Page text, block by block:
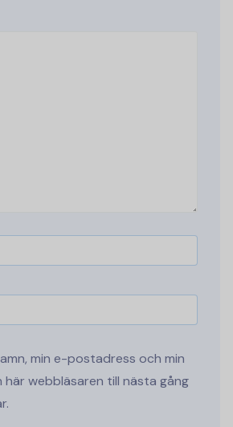
min e-postadress och min
webbläsaren till nästa gång